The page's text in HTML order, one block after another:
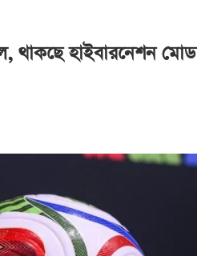
থাকছে হাইবারনেশন মোড